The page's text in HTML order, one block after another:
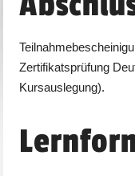
Zertifikatsprüfung
Kursauslegung).